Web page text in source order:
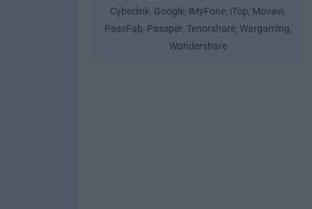
Cyberlink, Google, iMyFone, iTop, Movavi,
PassFab, Passper, Tenorshare, Wargaming,
Wondershare